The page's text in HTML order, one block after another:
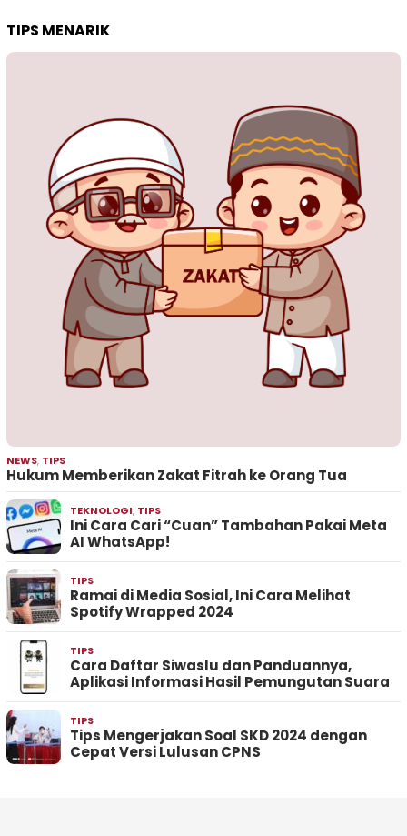
TIPS MENARIK
NEWS, TIPS
Hukum Memberikan Zakat Fitrah ke Orang Tua
TEKNOLOGI, TIPS
Ini Cara Cari “Cuan” Tambahan Pakai Meta
AI WhatsApp!
TIPS
Ramai di Media Sosial, Ini Cara Melihat
Spotify Wrapped 2024
TIPS
Cara Daftar Siwaslu dan Panduannya,
Aplikasi Informasi Hasil Pemungutan Suara
TIPS
Tips Mengerjakan Soal SKD 2024 dengan
Cepat Versi Lulusan CPNS